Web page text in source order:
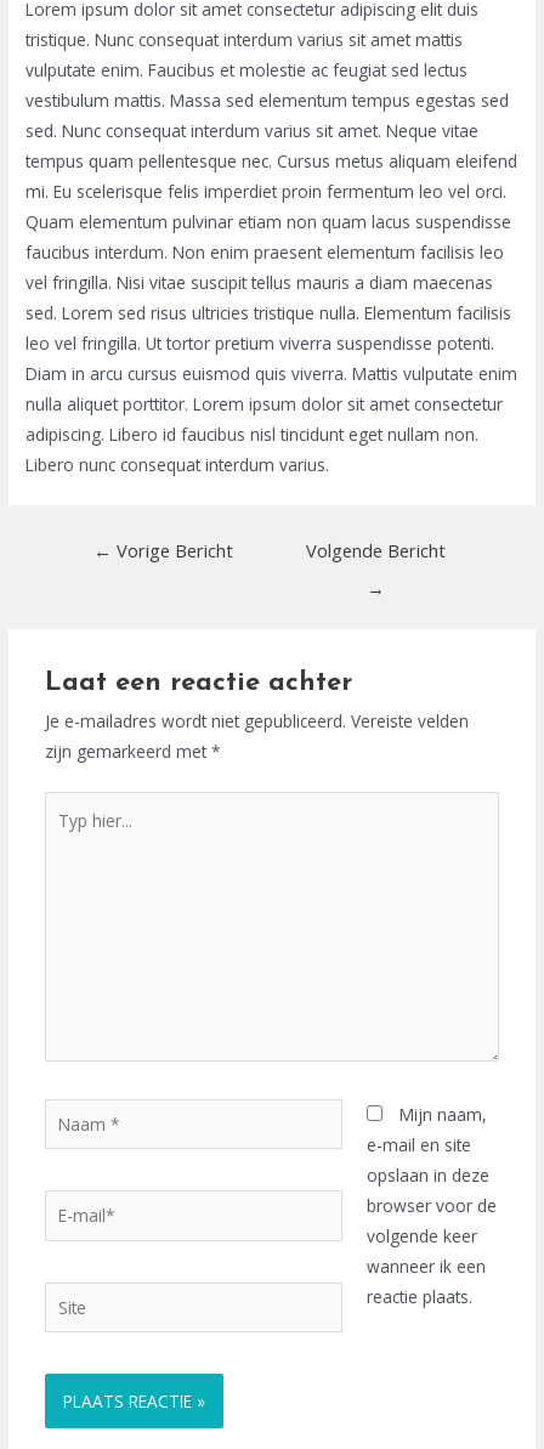
Lorem ipsum dolor sit amet consectetur adipiscing elit duis
tristique. Nunc consequat interdum varius sit amet mattis
vulputate enim. Faucibus et molestie ac feugiat sed lectus
vestibulum mattis. Massa sed elementum tempus egestas sed
sed. Nunc consequat interdum varius sit amet. Neque vitae
tempus quam pellentesque nec. Cursus metus aliquam eleifend
mi. Eu scelerisque felis imperdiet proin fermentum leo vel orci.
Quam elementum pulvinar etiam non quam lacus suspendisse
faucibus interdum. Non enim praesent elementum facilisis leo
vel fringilla. Nisi vitae suscipit tellus mauris a diam maecenas
sed. Lorem sed risus ultricies tristique nulla. Elementum facilisis
leo vel fringilla. Ut tortor pretium viverra suspendisse potenti.
Diam in arcu cursus euismod quis viverra. Mattis vulputate enim
nulla aliquet porttitor. Lorem ipsum dolor sit amet consectetur
adipiscing. Libero id faucibus nisl tincidunt eget nullam non.
Libero nunc consequat interdum varius.
← Vorige Bericht
Volgende Bericht
→
Laat een reactie achter
Je e-mailadres wordt niet gepubliceerd. Vereiste velden
zijn gemarkeerd met*
hier...
*
mail*
Mijn naam,
e-mail en site
opslaan in deze
browser voor de
volgende keer
wanneer ik een
reactie plaats.